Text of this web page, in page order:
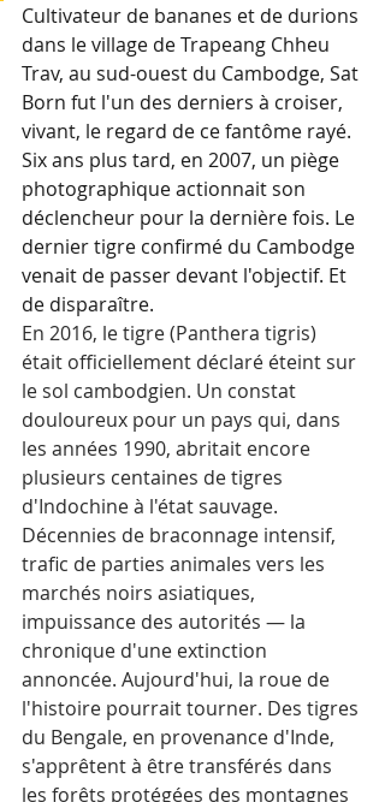
Cultivateur de bananes et de durions
dans le village de Trapeang Chheu
Trav, au sud-ouest du Cambodge, Sat
Born fut l'un des derniers à croiser,
vivant, le regard de ce fantôme rayé.
Six ans plus tard, en 2007, un piège
photographique actionnait son
déclencheur pour la dernière fois. Le
dernier tigre confirmé du Cambodge
venait de passer devant l'objectif. Et
de disparaître.
En 2016, le tigre (Panthera tigris)
était officiellement déclaré éteint sur
le sol cambodgien. Un constat
douloureux pour un pays qui, dans
les années 1990, abritait encore
plusieurs centaines de tigres
d'Indochine à l'état sauvage.
Décennies de braconnage intensif,
trafic de parties animales vers les
marchés noirs asiatiques,
impuissance des autorités — la
chronique d'une extinction
annoncée. Aujourd'hui, la roue de
l'histoire pourrait tourner. Des tigres
du Bengale, en provenance d'Inde,
s'apprêtent à être transférés dans
les forêts protégées des montagnes